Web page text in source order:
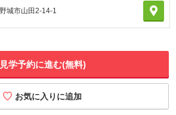
城市山田2-14-1
見学予約に進む(無料)